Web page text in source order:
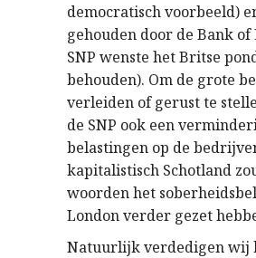
democratisch voorbeeld)
gehouden door de Bank of
SNP wenste het Britse
behouden). Om de grote
verleiden of gerust te
de SNP ook een
belastingen op de
kapitalistisch Schotland
woorden het
London verder gezet
Natuurlijk verdedigen wij